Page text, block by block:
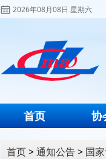
2026年08月08日 星期六
首页 协
首页>通知公告> 国